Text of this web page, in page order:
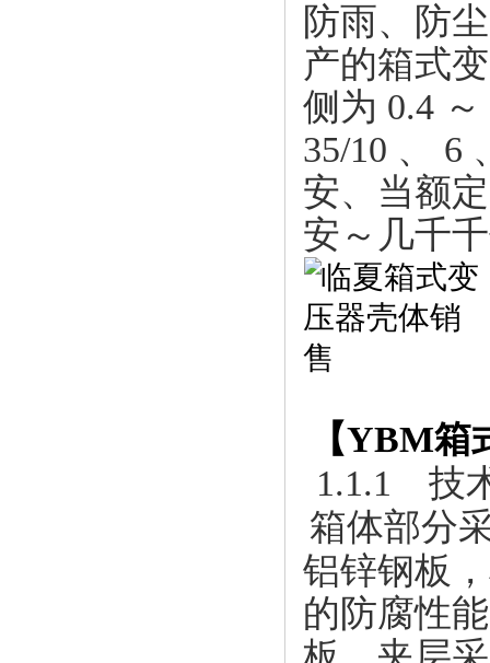
防雨、防
产的箱式
侧为 0.4
35/10 、 6
安、当额
安～几千
【YBM箱
1.1.1 技
箱体部分
铝锌钢板
的防腐性